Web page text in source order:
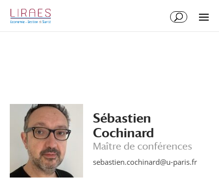
contenu
Sébastien
Cochinard
Maître de conférences
sebastien.cochinard@u-paris.fr